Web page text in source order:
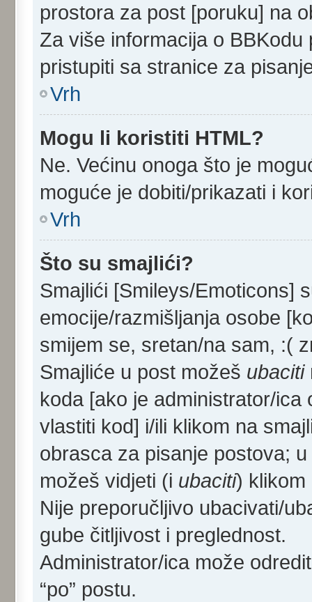
prostora za post [poruku] na
Za više informacija o
pristupiti sa stranice za
Vrh
Mogu li koristiti HTML?
Ne. Većinu onoga što je
moguće je dobiti/prikazati i
Vrh
Što su smajlići?
Smajlići [Smileys/Emoticons]
emocije/razmišljanja osobe
smijem se, sretan/na sam, :(
Smajliće u post možeš ubaciti
koda [ako je administrator/
vlastiti kod] i/ili klikom na
obrasca za pisanje postova;
možeš vidjeti (i ubaciti)
Nije preporučljivo ubacivati/
gube čitljivost i preglednost.
Administrator/ica može
“po” postu.